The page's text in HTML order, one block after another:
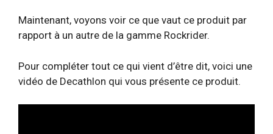
Maintenant, voyons voir ce que vaut ce produit par
rapport à un autre de la gamme Rockrider.
Pour compléter tout ce qui vient d’être dit, voici une
vidéo de Decathlon qui vous présente ce produit.